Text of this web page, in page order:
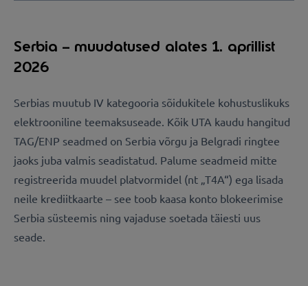
Serbia – muudatused alates 1. aprillist
2026
Serbias muutub IV kategooria sõidukitele kohustuslikuks
elektrooniline teemaksuseade. Kõik UTA kaudu hangitud
TAG/ENP seadmed on Serbia võrgu ja Belgradi ringtee
jaoks juba valmis seadistatud. Palume seadmeid mitte
registreerida muudel platvormidel (nt „T4A“) ega lisada
neile krediitkaarte – see toob kaasa konto blokeerimise
Serbia süsteemis ning vajaduse soetada täiesti uus
seade.